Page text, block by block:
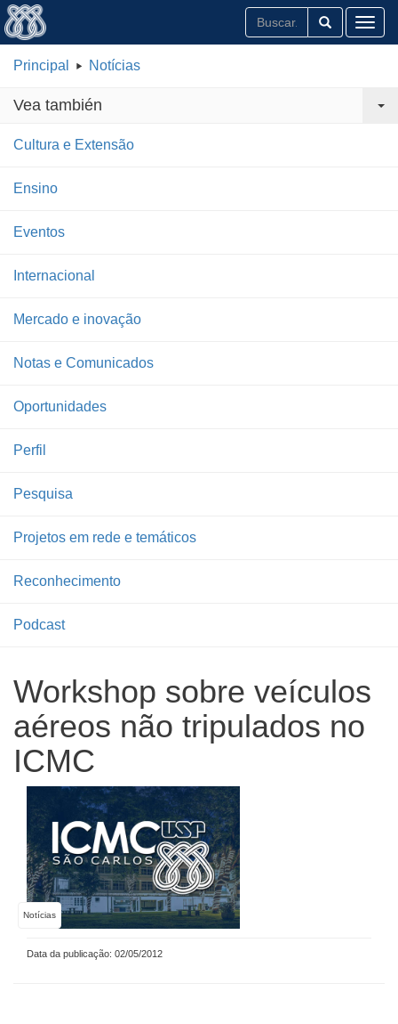
Principal Notícias
Vea también
Cultura e Extensão
Ensino
Eventos
Internacional
Mercado e inovação
Notas e Comunicados
Oportunidades
Perfil
Pesquisa
Projetos em rede e temáticos
Reconhecimento
Podcast
Workshop sobre veículos
aéreos não tripulados no
ICMC
Notícias
Data da publicação: 02/05/2012